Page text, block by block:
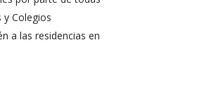
y Colegios
a las residencias en